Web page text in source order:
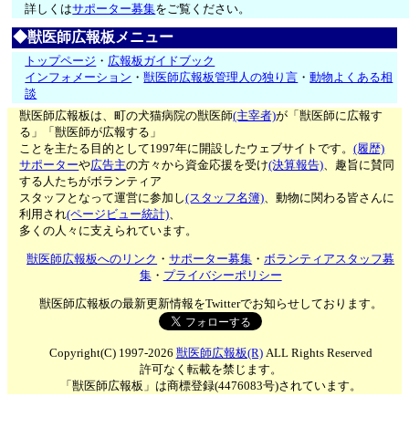
詳しくはサポーター募集をご覧ください。
◆獣医師広報板メニュー
トップページ ・ 広報板ガイドブック
インフォメーション ・獣医師広報板管理人の独り言 ・動物よくある相
談
獣医師広報板は、町の犬猫病院の獣医師(主宰者)が「獣医師に広報す
る」「獣医師が広報する」
ことを主たる目的として1997年に開設したウェブサイトです。(履歴)
サポーターや広告主の方々から資金応援を受け(決算報告)、趣旨に賛同
する人たちがボランティア
スタッフとなって運営に参加し(スタッフ名簿)、動物に関わる皆さんに
利用され(ページビュー統計)、
多くの人々に支えられています。
獣医師広報板へのリンク ・サポーター募集 ・ボランティアスタッフ募
集・ プライバシーポリシー
獣医師広報板の最新更新情報をTwitterでお知らせしております。
Copyright(C) 1997-2026 獣医師広報板(R)ALL Rights Reserved
許可なく転載を禁じます。
「獣医師広報板」は商標登録(4476083号)されています。